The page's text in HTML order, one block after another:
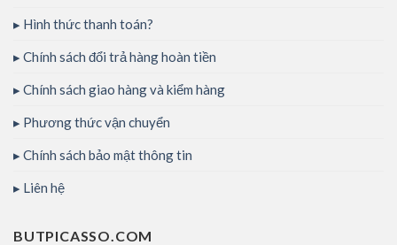
Hình thức thanh toán?
Chính sách đổi trả hàng hoàn tiền
Chính sách giao hàng và kiểm hàng
Phương thức vận chuyển
Chính sách bảo mật thông tin
Liên hệ
BUTPICASSO.COM